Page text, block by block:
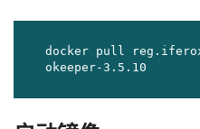
docker pull
okeeper-3.5.10